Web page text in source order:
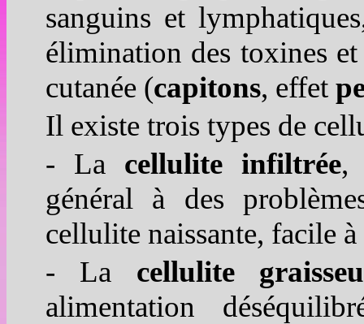
sanguins et
élimination des toxines
cutanée (capitons, effet
Il existe trois types de
- La cellulite infiltrée,
général à des
cellulite naissante, facile
- La cellulite
alimentation